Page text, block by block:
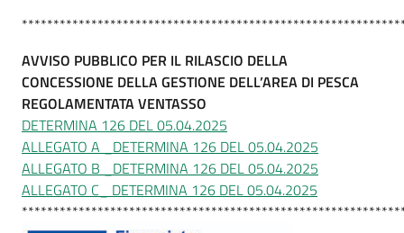
AVVISO PUBBLICO PER IL RILASCIO DELLA
CONCESSIONE DELLA GESTIONE DELL’AREA DI PESCA
REGOLAMENTATA VENTASSO
DETERMINA 126 DEL 05.04.2025
ALLEGATO A _DETERMINA 126 DEL 05.04.2025
ALLEGATO B _DETERMINA 126 DEL 05.04.2025
ALLEGATO C_ DETERMINA 126 DEL 05.04.2025